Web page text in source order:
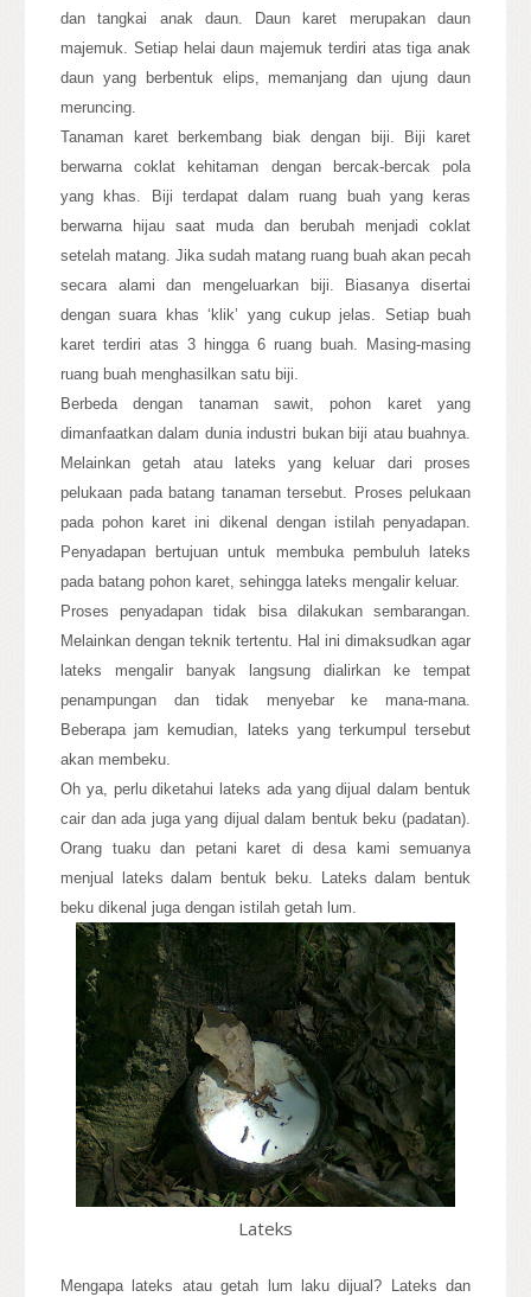
dan tangkai anak daun. Daun karet merupakan daun
majemuk. Setiap helai daun majemuk terdiri atas tiga anak
daun yang berbentuk elips, memanjang dan ujung daun
meruncing.
Tanaman karet berkembang biak dengan biji. Biji karet
berwarna coklat kehitaman dengan bercak-bercak pola
yang khas. Biji terdapat dalam ruang buah yang keras
berwarna hijau saat muda dan berubah menjadi coklat
setelah matang. Jika sudah matang ruang buah akan pecah
secara alami dan mengeluarkan biji. Biasanya disertai
dengan suara khas ‘klik’ yang cukup jelas. Setiap buah
karet terdiri atas 3 hingga 6 ruang buah. Masing-masing
ruang buah menghasilkan satu biji.
Berbeda dengan tanaman sawit, pohon karet yang
dimanfaatkan dalam dunia industri bukan biji atau buahnya.
Melainkan getah atau lateks yang keluar dari proses
pelukaan pada batang tanaman tersebut. Proses pelukaan
pada pohon karet ini dikenal dengan istilah penyadapan.
Penyadapan bertujuan untuk membuka pembuluh lateks
pada batang pohon karet, sehingga lateks mengalir keluar.
Proses penyadapan tidak bisa dilakukan sembarangan.
Melainkan dengan teknik tertentu. Hal ini dimaksudkan agar
lateks mengalir banyak langsung dialirkan ke tempat
penampungan dan tidak menyebar ke mana-mana.
Beberapa jam kemudian, lateks yang terkumpul tersebut
akan membeku.
Oh ya, perlu diketahui lateks ada yang dijual dalam bentuk
cair dan ada juga yang dijual dalam bentuk beku (padatan).
Orang tuaku dan petani karet di desa kami semuanya
menjual lateks dalam bentuk beku. Lateks dalam bentuk
beku dikenal juga dengan istilah getah lum.
Lateks
Mengapa lateks atau getah lum laku dijual? Lateks dan